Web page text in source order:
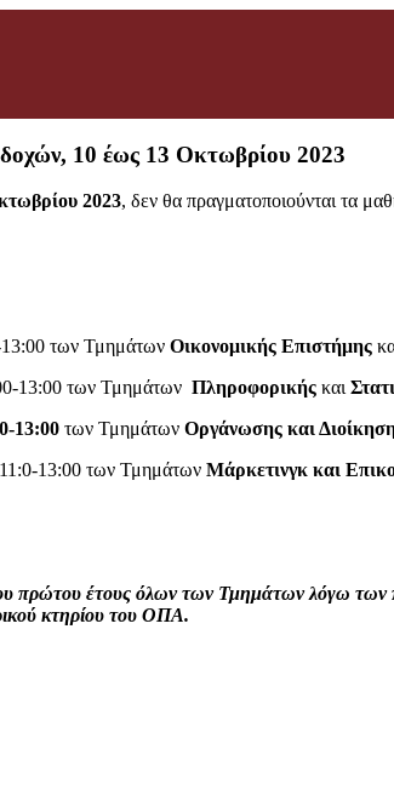
10 έως 13 Οκτωβρίου 2023
2023, δεν θα πραγματοποιούνται τα
13:00 των Τμημάτων Οικονομικής Επιστήμης
13:00 των Τμημάτων Πληροφορικής και
13:00 των Τμημάτων Οργάνωσης και
11:0-13:00 των Τμημάτων Μάρκετινγκ και
πρώτου έτους όλων των Τμημάτωνλόγω των
κτηρίου του ΟΠΑ.